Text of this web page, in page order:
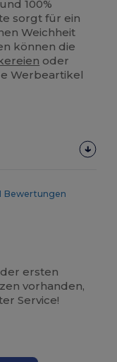
100%
sorgt für ein
Weichheit
können die
oder
Werbeartikel
Bewertungen
ersten
vorhanden,
Service!